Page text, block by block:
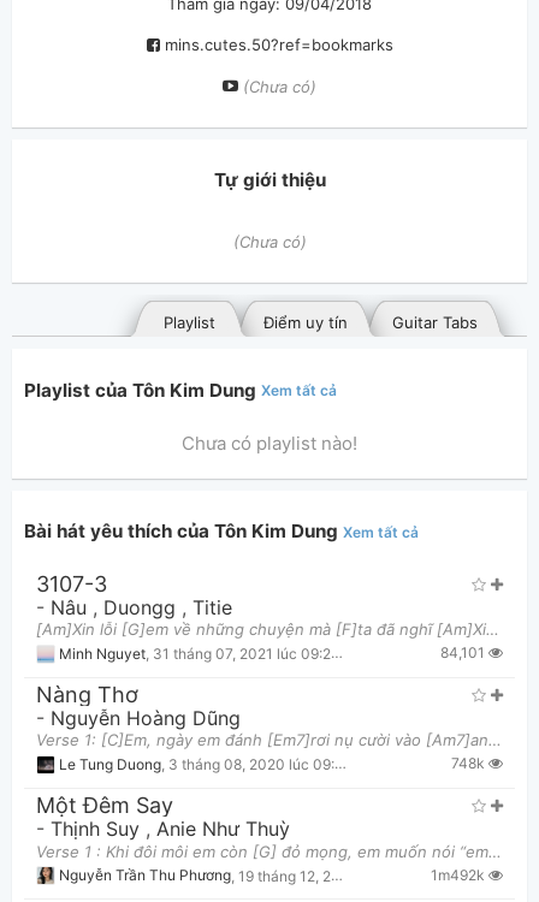
mins.cutes.50?ref=bookmarks
(Chưa có)
Tự giới thiệu
(Chưa có)
Guitar Tabs
Điểm uy tín
Playlist
Bài hát yêu thích
Bài hát đã đăng
Thông tin chung
Playlist của Tôn Kim Dung Xem tất cả
Chưa có playlist nào!
Bài hát yêu thích của Tôn Kim Dung Xem tất cả
3107-3
- Nâu , Duongg , Titie
[Am]Xin lỗi [G]em về những chuyện mà [F]ta đã nghĩ [Am]Xin lỗi [G]em về những gì mà [F]ta đã nói V
Minh Nguyet, 31 tháng 07, 2021 lúc 09:29pm 84,101
Nàng Thơ
- Nguyễn Hoàng Dũng
Verse 1: [C]Em, ngày em đánh [Em7]rơi nụ cười vào [Am7]anh [Gm7]Có nghĩ sau [C7]này em sẽ [F]chờ
Le Tung Duong, 3 tháng 08, 2020 lúc 09:19pm 748k
Một Đêm Say
- Thịnh Suy , Anie Như Thuỳ
Verse 1 : Khi đôi môi em còn [G] đỏ mọng, em muốn nói “em [Em]yêu anh” ? Khi men còn trong [C]hơ
Nguyễn Trần Thu Phương 19 tháng 12, 2018 lúc 10:11pm 1m492k